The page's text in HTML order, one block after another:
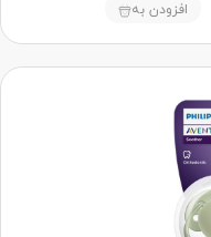
افزودن به